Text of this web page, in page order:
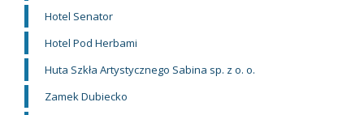
Hotel Senator
Hotel Pod Herbami
Huta Szkła Artystycznego Sabina sp. z o. o.
Zamek Dubiecko